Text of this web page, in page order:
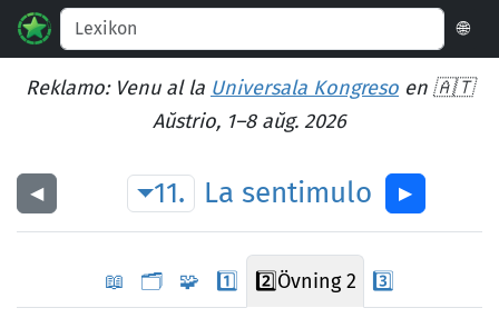
🌐
Reklamo: Venu al la Universala Kongreso en 🇦🇹
Aŭstrio, 1–8 aŭg. 2026
◀︎ 11. La sentimulo ▶︎
📖 🗂️ 🧩 1️⃣ 2️⃣Övning 2 3️⃣